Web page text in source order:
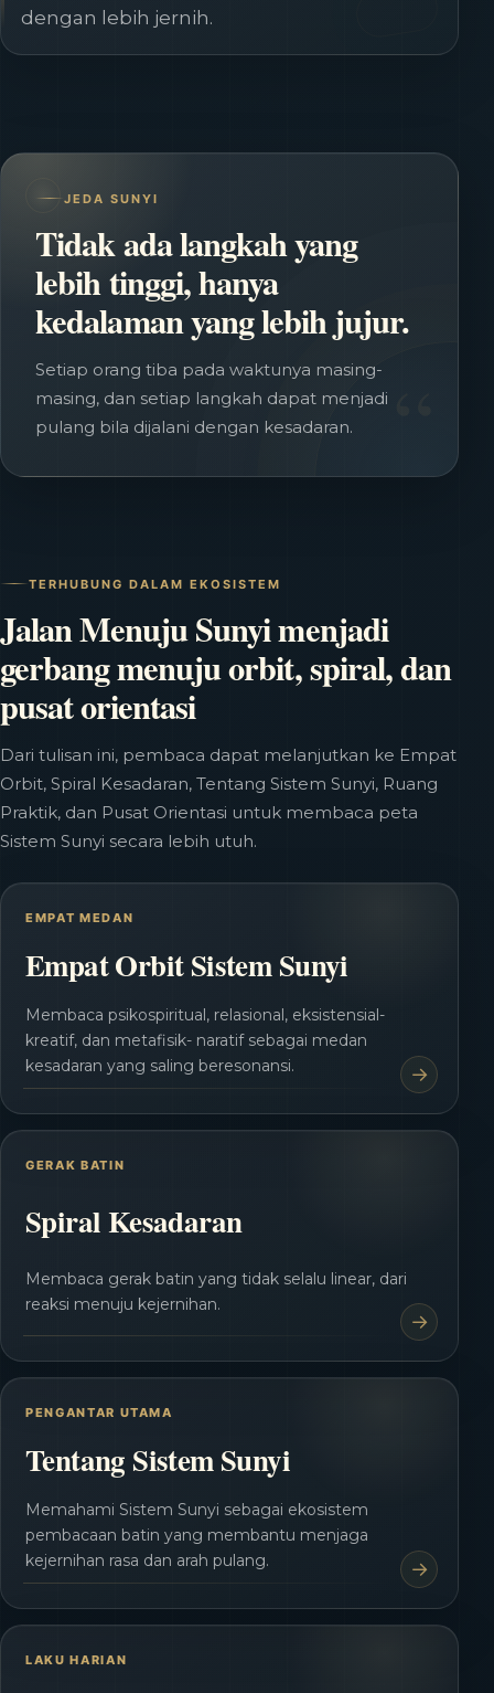
dengan lebih jernih.
JEDA SUNYI
Tidak ada langkah yang
lebih tinggi, hanya
kedalaman yang lebih jujur.
Setiap orang tiba pada waktunya masing-
masing, dan setiap langkah dapat menjadi
pulang bila dijalani dengan kesadaran.
TERHUBUNG DALAM EKOSISTEM
Jalan Menuju Sunyi menjadi
gerbang menuju orbit, spiral, dan
pusat orientasi
Dari tulisan ini, pembaca dapat melanjutkan ke Empat
Orbit, Spiral Kesadaran, Tentang Sistem Sunyi, Ruang
Praktik, dan Pusat Orientasi untuk membaca peta
Sistem Sunyi secara lebih utuh.
EMPAT MEDAN
Empat Orbit Sistem Sunyi
Membaca psikospiritual, relasional, eksistensial-
kreatif, dan metafisik- naratif sebagai medan
kesadaran yang saling beresonansi.
GERAK BATIN
Spiral Kesadaran
Membaca gerak batin yang tidak selalu linear, dari
reaksi menuju kejernihan.
PENGANTAR UTAMA
Tentang Sistem Sunyi
Memahami Sistem Sunyi sebagai ekosistem
pembacaan batin yang membantu menjaga
kejernihan rasa dan arah pulang.
LAKU HARIAN